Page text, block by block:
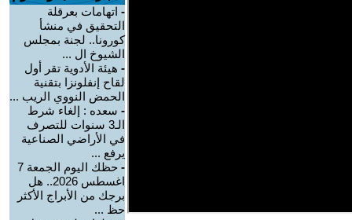
- اتهامات بعرقلة
التحقيق في منشأ
كورونا.. لجنة بمجلس
الشيوخ ال ...
- هيئة الأدوية تقر أول
لقاح إنفلونزا بتقنية
الحمض النووي الريب ...
- سعده : إلغاء شرط
الـ3 سنوات للتصرف
في الأراضي الصناعية
يرفع ...
-
حظك اليوم الجمعة 7
اغسطس 2026.. هل
برجك من الأبراج الأكثر
حظ ...